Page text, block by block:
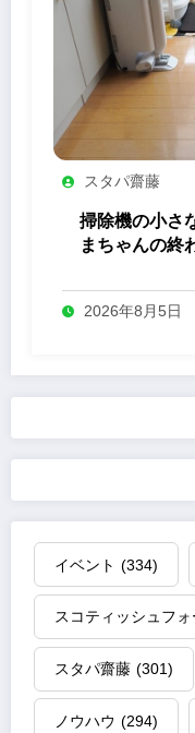
スタパ齋藤
掃除機の小さ
まちゃんの終
2026年8月5日
イベント (334)
スコティッシュフォ
スタパ齋藤 (301)
ノウハウ (294)